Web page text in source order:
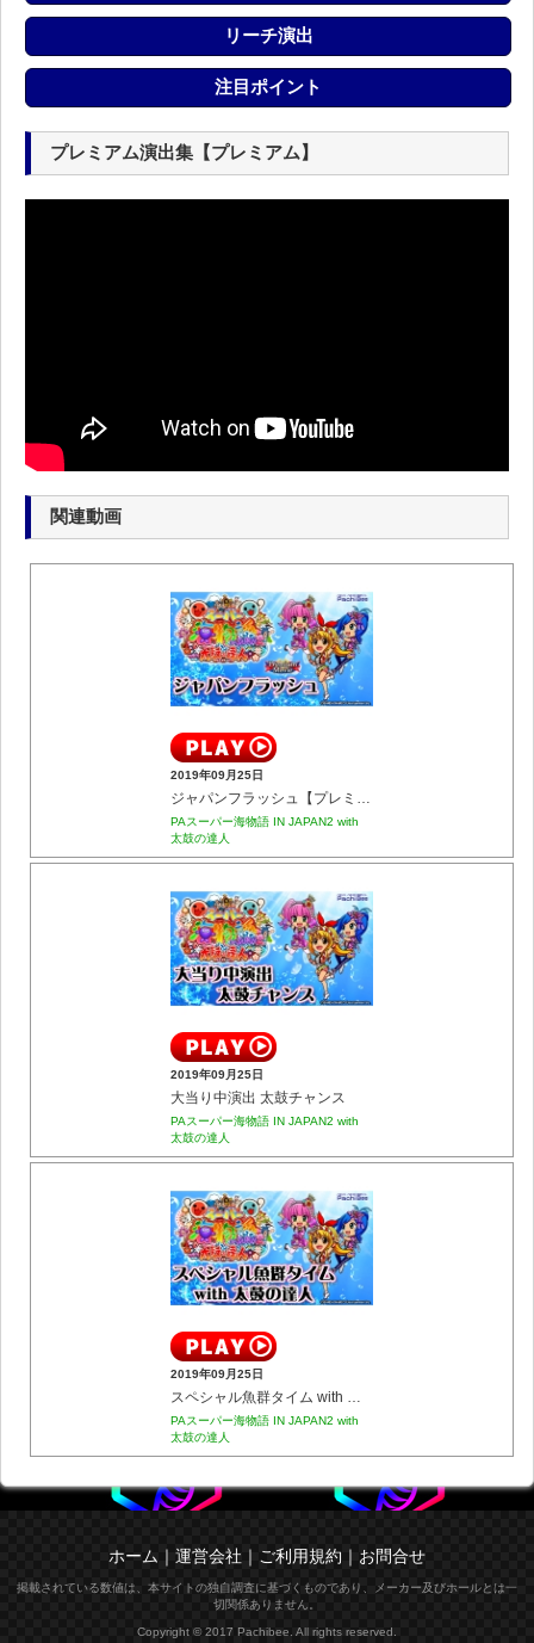
リーチ演出
注目ポイント
プレミアム演出集【プレミアム】
関連動画
2019年09月25日
ジャパンフラッシュ【プレミアム】
PAスーパー海物語 IN JAPAN2 with
太鼓の達人
2019年09月25日
大当り中演出 太鼓チャンス
PAスーパー海物語 IN JAPAN2 with
太鼓の達人
2019年09月25日
スペシャル魚群タイム with 太鼓の達人
PAスーパー海物語 IN JAPAN2 with
太鼓の達人
ホーム ｜ 運営会社 ｜ ご利用規約 ｜ お問合せ
掲載されている数値は、本サイトの独自調査に基づくものであり、メーカー及びホールとは一
切関係ありません。
Copyright © 2017 Pachibee. All rights reserved.